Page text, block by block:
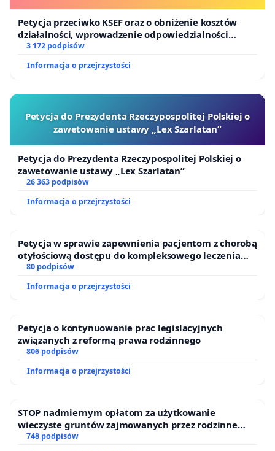
Petycja przeciwko KSEF oraz o obniżenie kosztów
działalności, wprowadzenie odpowiedzialności
finansowej kluczowych urzędników i sędziów
3 172 podpisów
Informacja o przejrzystości
Petycja do Prezydenta Rzeczypospolitej Polskiej o
zawetowanie ustawy „Lex Szarlatan”
Petycja do Prezydenta Rzeczypospolitej Polskiej o
zawetowanie ustawy „Lex Szarlatan”
26 363 podpisów
Informacja o przejrzystości
Petycja w sprawie zapewnienia pacjentom z chorobą
otyłościową dostępu do kompleksowego leczenia
oraz programów profilaktycznych.
80 podpisów
Informacja o przejrzystości
Petycja o kontynuowanie prac legislacyjnych
związanych z reformą prawa rodzinnego
806 podpisów
Informacja o przejrzystości
STOP nadmiernym opłatom za użytkowanie
wieczyste gruntów zajmowanych przez rodzinne
ogrody działkowe.
748 podpisów